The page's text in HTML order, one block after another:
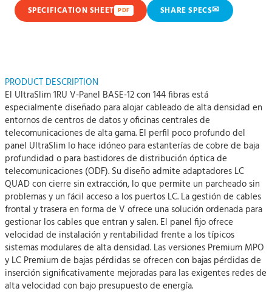
SPECIFICATION SHEET PDF SHARE SPECS✉
PRODUCT DESCRIPTION
El UltraSlim 1RU V-Panel BASE-12 con 144 fibras está
especialmente diseñado para alojar cableado de alta densidad en
entornos de centros de datos y oficinas centrales de
telecomunicaciones de alta gama. El perfil poco profundo del
panel UltraSlim lo hace idóneo para estanterías de cobre de baja
profundidad o para bastidores de distribución óptica de
telecomunicaciones (ODF). Su diseño admite adaptadores LC
QUAD con cierre sin extracción, lo que permite un parcheado sin
problemas y un fácil acceso a los puertos LC. La gestión de cables
frontal y trasera en forma de V ofrece una solución ordenada para
gestionar los cables que entran y salen. El panel fijo ofrece
velocidad de instalación y rentabilidad frente a los típicos
sistemas modulares de alta densidad. Las versiones Premium MPO
y LC Premium de bajas pérdidas se ofrecen con bajas pérdidas de
inserción significativamente mejoradas para las exigentes redes de
alta velocidad con bajo presupuesto de energía.